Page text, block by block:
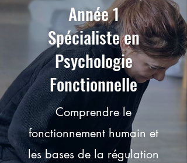
Année 1
Spécialiste en
Psychologie
Fonctionnelle
Comprendre le
fonctionnement humain et
les bases de la régulation